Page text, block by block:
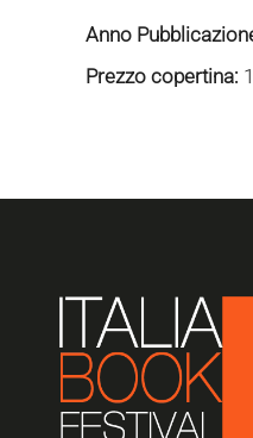
Anno
Prezzo copertina: